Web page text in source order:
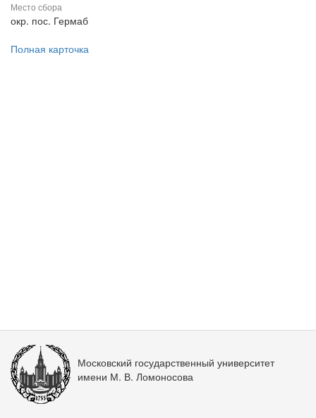
Место сбора
окр. пос. Гермаб
Полная карточка
Московский государственный университет
имени М. В. Ломоносова